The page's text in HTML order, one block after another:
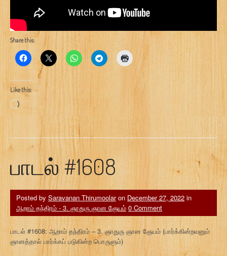
Share this:
Like this:
Loading…
பாடல் #1608
Posted by Saravanan Thirumoolaron December 27, 2022 in
ஆறாம் தந்திரம் - 3. ஞாதுரு ஞான ஞேயம் 0 Comment
பாடல் #1608: ஆறாம் தந்திரம் – 3. ஞாதுரு ஞான ஞேயம் (பார்க்கின்றவனும்
ஞானத்தால் பார்க்கப் படுகின்ற பொருளும்)